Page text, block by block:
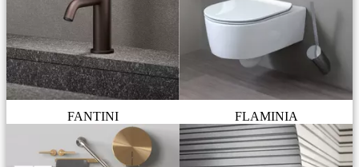
FANTINI FLAMINIA